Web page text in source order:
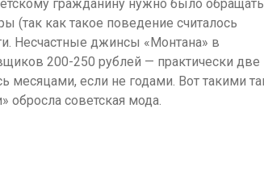
гражданину нужно было
(так как такое поведение считалось
Несчастные джинсы «Монтана» в
200-250 рублей — практически две
месяцами, если не годами. Вот такими
обросла советская мода.